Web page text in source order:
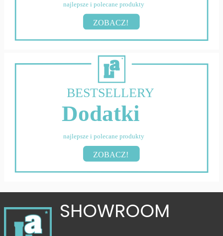
najlepsze i polecane produkty
ZOBACZ!
BESTSELLERY
Dodatki
najlepsze i polecane produkty
ZOBACZ!
SHOWROOM